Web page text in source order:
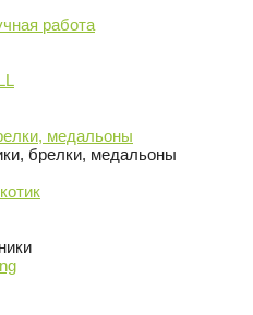
работа
медальоны
брелки, медальоны